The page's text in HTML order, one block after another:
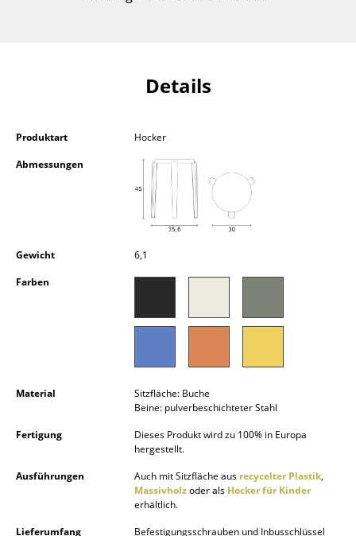
Wandregale
Barmöbel
Garderoben
Kleinaufbewahrung
... alle Aufbewahrungsmöbel
Hängeleuchten & Deckenleuchten
Schreibtischleuchten
Wandleuchten
Details
Produktart
Hocker
Abmessungen
Gewicht
6,1
Farben
Material
Sitzfläche: Buche
Beine: pulverbeschichteter Stahl
Fertigung
Dieses Produkt wird zu 100% in Europa
hergestellt.
Ausführungen
Auch mit Sitzfläche aus recycelter Plastik,
Massivholzoder als Hocker für Kinder
erhältlich.
Lieferumfang
Befestigungsschrauben und Inbusschlüssel